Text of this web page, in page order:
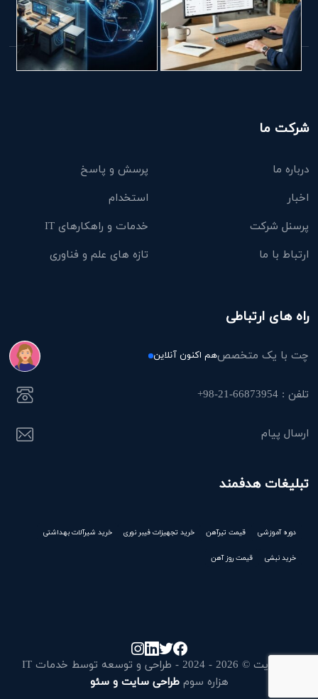
شرکت ما
درباره ما
پرسش و پاسخ
اخبار
استخدام
پرسنل شرکت
خدمات و راهکارهای IT
ارتباط با ما
تازه های علم و فناوری
راه های ارتباطی
چت با یک متخصصهم اکنون آنلاین
تلفن : 66873954-21-98+
ارسال پیام
تبلیغات هدفمند
دوره آموزشی قیمت تیرآهن خرید تجهیزات فیبر نوری خرید شیرآلات بهداشتی
خرید نبشی قیمت روز آهن
کپی رایت © 2026 - 2024 - طراحی و توسعه توسط خدمات IT
هزاره سومطراحی سایت و سئو